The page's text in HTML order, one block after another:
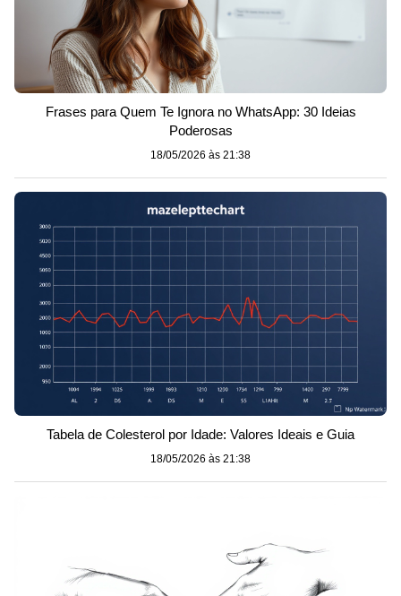
Frases para Quem Te Ignora no WhatsApp: 30 Ideias
Poderosas
18/05/2026 às 21:38
Tabela de Colesterol por Idade: Valores Ideais e Guia
18/05/2026 às 21:38